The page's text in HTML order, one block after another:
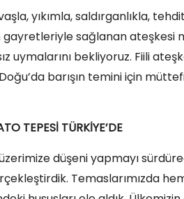
yıkımla, saldırganlıkla,
gayretleriyle sağlanan ateşkesi
uymalarını bekliyoruz. Fiili
barışın temini için
TEPESİ TÜRKİYE’DE
düşeni yapmayı
Temaslarımızda